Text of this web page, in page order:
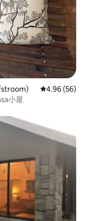
平均评分 4.96
4.96 (56)
小屋